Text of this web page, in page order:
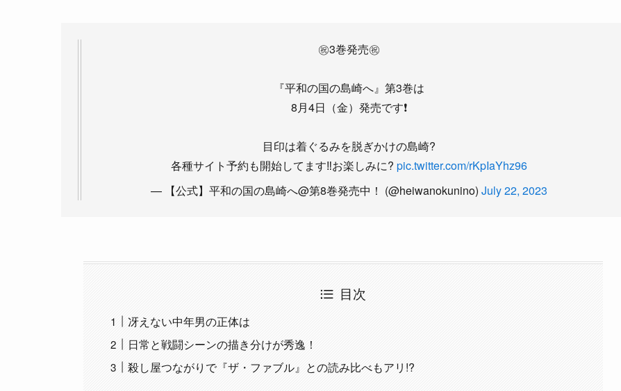
㊗️3巻発売㊗️
『平和の国の島崎へ』第3巻は
8月4日（金）発売です❗️
目印は着ぐるみを脱ぎかけの島崎?
各種サイト予約も開始してます‼️お楽しみに? pic.twitter.com/rKpIaYhz96
— 【公式】平和の国の島崎へ@第8巻発売中！ (@heiwanokunino) July 22, 2023
目次
冴えない中年男の正体は
日常と戦闘シーンの描き分けが秀逸！
殺し屋つながりで『ザ・ファブル』との読み比べもアリ!?